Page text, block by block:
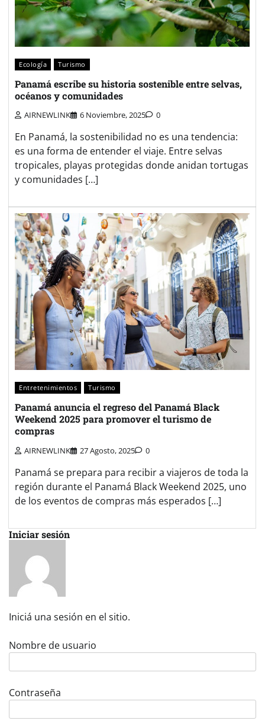
Ecología Turismo
Panamá escribe su historia sostenible entre selvas,
océanos y comunidades
AIRNEWLINK 6 Noviembre, 2025 0
En Panamá, la sostenibilidad no es una tendencia:
es una forma de entender el viaje. Entre selvas
tropicales, playas protegidas donde anidan tortugas
y comunidades […]
Entretenimientos Turismo
Panamá anuncia el regreso del Panamá Black
Weekend 2025 para promover el turismo de
compras
AIRNEWLINK 27 Agosto, 2025 0
Panamá se prepara para recibir a viajeros de toda la
región durante el Panamá Black Weekend 2025, uno
de los eventos de compras más esperados […]
Iniciar sesión
Iniciá una sesión en el sitio.
Nombre de usuario
Contraseña